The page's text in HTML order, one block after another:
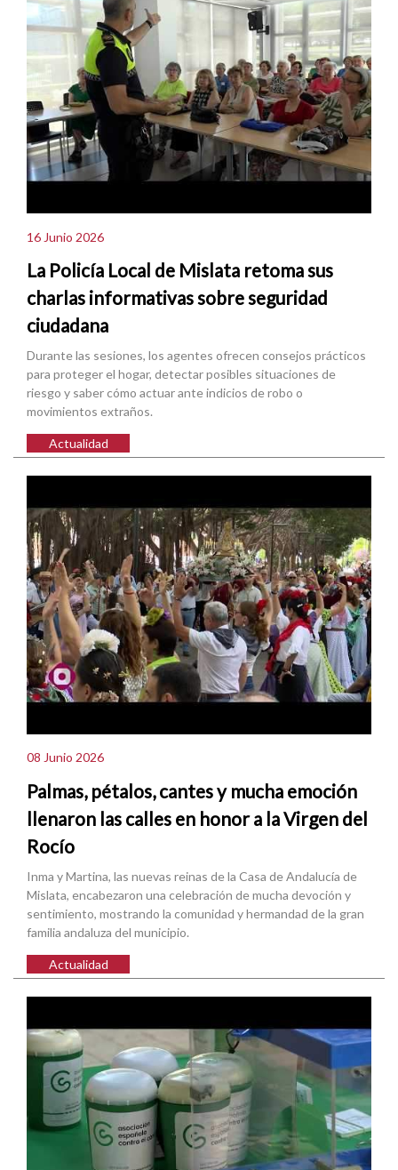
16 Junio 2026
La Policía Local de Mislata retoma sus
charlas informativas sobre seguridad
ciudadana
Durante las sesiones, los agentes ofrecen consejos prácticos
para proteger el hogar, detectar posibles situaciones de
riesgo y saber cómo actuar ante indicios de robo o
movimientos extraños.
Actualidad
08 Junio 2026
Palmas, pétalos, cantes y mucha emoción
llenaron las calles en honor a la Virgen del
Rocío
Inma y Martina, las nuevas reinas de la Casa de Andalucía de
Mislata, encabezaron una celebración de mucha devoción y
sentimiento, mostrando la comunidad y hermandad de la gran
familia andaluza del municipio.
Actualidad